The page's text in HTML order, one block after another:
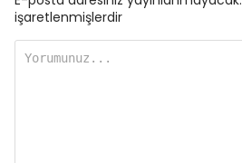
işaretlenmişlerdir